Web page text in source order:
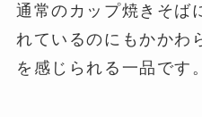
通常のカップ焼きそば
れているのにもかかわ
を感じられる一品です。